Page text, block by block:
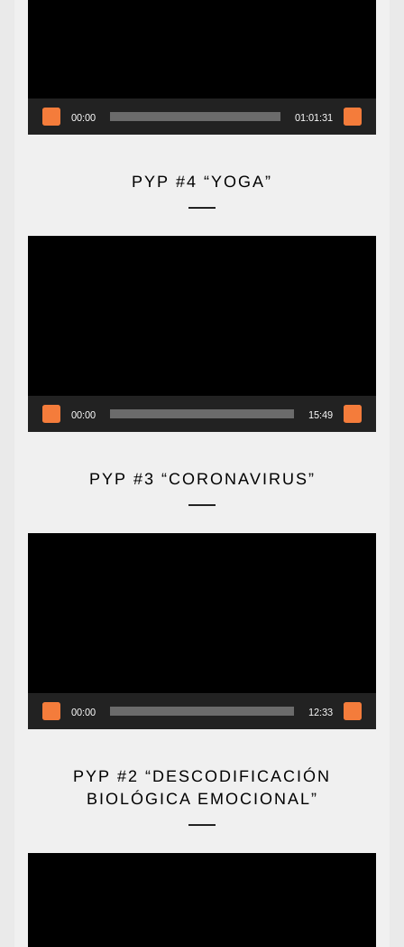
00:00 01:01:31
PYP #4 “YOGA”
00:00 15:49
PYP #3 “CORONAVIRUS”
00:00 12:33
PYP #2 “DESCODIFICACIÓN
BIOLÓGICA EMOCIONAL”